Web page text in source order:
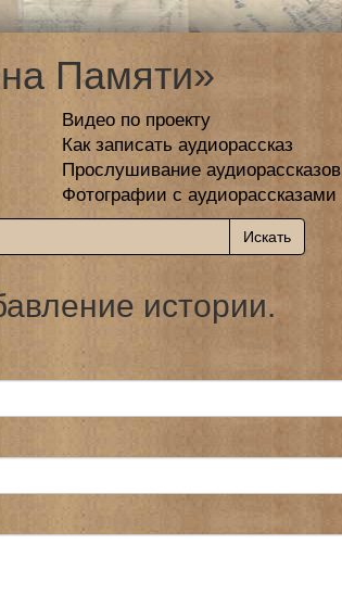
Памяти»
Видео по проекту
Как записать аудиорассказ
Прослушивание аудиорассказов
Фотографии с аудиорассказами
истории.